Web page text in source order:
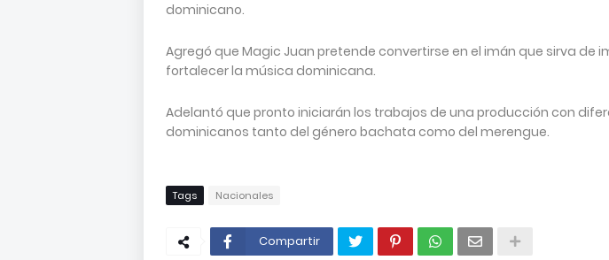
dominicano.
Agregó que Magic Juan pretende convertirse en el imán que sirva de
fortalecer la música dominicana.
Adelantó que pronto iniciarán los trabajos de una producción con
dominicanos tanto del género bachata como del merengue.
Tags Nacionales
Compartir